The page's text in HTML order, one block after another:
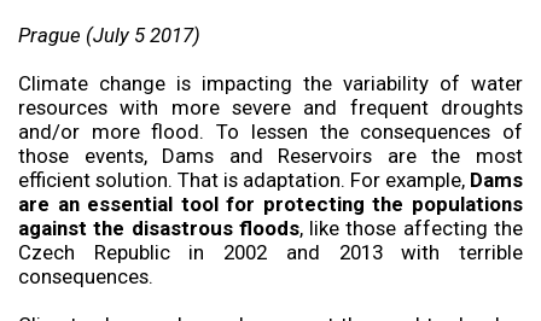
Prague (July 5 2017)
Climate change is impacting the variability of water
resources with more severe and frequent droughts
and/or more flood. To lessen the consequences of
those events, Dams and Reservoirs are the most
efficient solution. That is adaptation. For example, Dams
are an essential tool for protecting the populations
against the disastrous floods, like those affecting the
Czech Republic in 2002 and 2013 with terrible
consequences.